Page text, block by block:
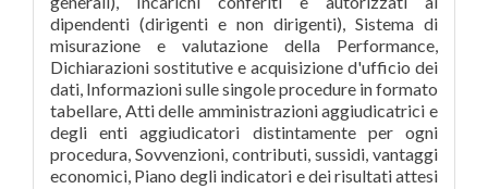
dipendenti (dirigenti e non dirigenti), Sistema di
misurazione e valutazione della Performance,
Dichiarazioni sostitutive e acquisizione d'ufficio dei
dati, Informazioni sulle singole procedure in formato
tabellare, Atti delle amministrazioni aggiudicatrici e
degli enti aggiudicatori distintamente per ogni
procedura, Sovvenzioni, contributi, sussidi, vantaggi
economici, Piano degli indicatori e dei risultati attesi